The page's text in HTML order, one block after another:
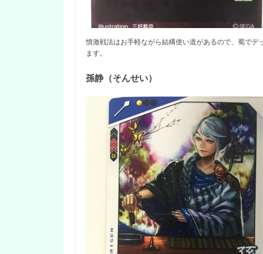
憤激戦法はお手軽ながら結構使い道があるので、蜀で
ます。
孫静（そんせい）